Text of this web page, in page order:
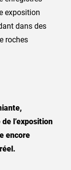
exposition
dans des
roches
l’exposition
encore